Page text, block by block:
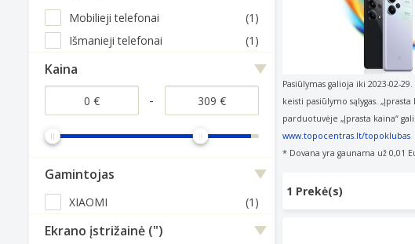
Mobilieji telefonai
(1)
Išmanieji telefonai
(1)
Kaina
-
Gamintojas
XIAOMI (1)
Ekrano įstrižainė (")
Pasiūlymas galioja iki 2023-02-
keisti pasiūlymo sąlygas.
parduotuvėje „Įprasta kaina“
www.topocentras.lt/topoklubas
* Dovana yra gaunama už 0,01
1 Prekė(s)